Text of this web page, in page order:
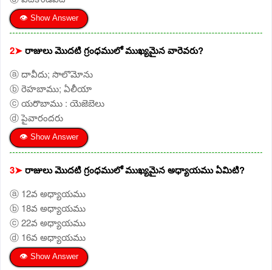
👁 Show Answer
2➤రాజులు మొదటి గ్రంధములో ముఖ్యమైన వారెవరు?
ⓐ దావీదు; సొలొమోను
ⓑ రెహబాము; ఏలీయా
ⓒ యరొబాము : యెజెబెలు
ⓓ పైవారందరు
👁 Show Answer
3➤రాజులు మొదటి గ్రంధములో ముఖ్యమైన అధ్యాయము ఏమిటి?
ⓐ 12వ అధ్యాయము
ⓑ 18వ అధ్యాయము
ⓒ 22వ అధ్యాయము
ⓓ 16వ అధ్యాయము
👁 Show Answer